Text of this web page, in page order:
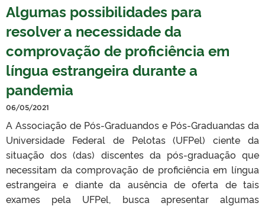
Algumas possibilidades para
resolver a necessidade da
comprovação de proficiência em
língua estrangeira durante a
pandemia
06/05/2021
A Associação de Pós-Graduandos e Pós-Graduandas da
Universidade Federal de Pelotas (UFPel) ciente da
situação dos (das) discentes da pós-graduação que
necessitam da comprovação de proficiência em língua
estrangeira e diante da ausência de oferta de tais
exames pela UFPel, busca apresentar algumas